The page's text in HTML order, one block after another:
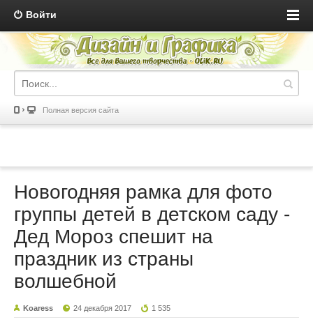
Войти
Полная версия сайта
Новогодняя рамка для фото
группы детей в детском саду -
Дед Мороз спешит на
праздник из страны
волшебной
Koaress 24 декабря 2017 1 535